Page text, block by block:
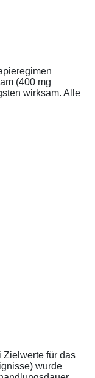
(400 mg
wirksam. Alle
Zielwerte für das
wurde